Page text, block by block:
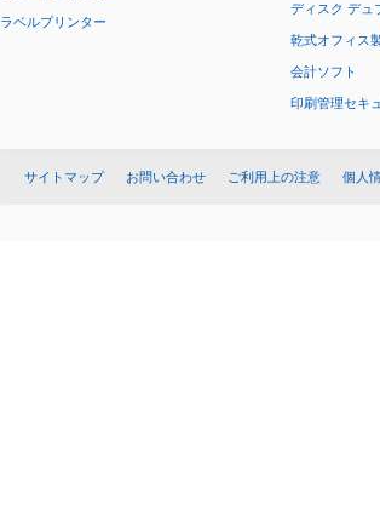
ラベルプリンター
ディスク デュ
乾式オフィス
会計ソフト
印刷管理セキ
サイトマップ お問い合わせ ご利用上の注意 個人